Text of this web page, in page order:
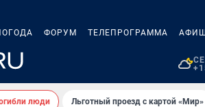
ФОРУМ ТЕЛЕПРОГРАММА
люди Льготный проезд с картой «Мир»